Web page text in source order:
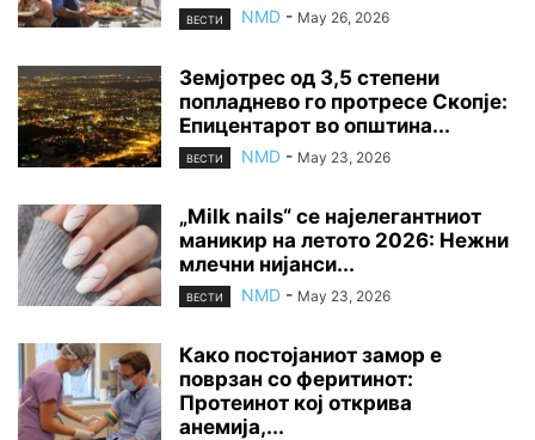
ВЕСТИ NMD - May 26, 2026
Земјотрес од 3,5 степени
попладнево го протресе Скопје:
Епицентарот во општина...
ВЕСТИ NMD - May 23, 2026
„Milk nails“ се најелегантниот
маникир на летото 2026: Нежни
млечни нијанси...
ВЕСТИ NMD - May 23, 2026
Како постојаниот замор е
поврзан со феритинот:
Протеинот кој открива
анемија,...